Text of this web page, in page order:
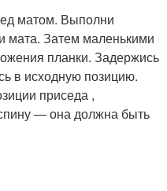
матом. Выполни
мата. Затем маленькими
планки. Задержись
в исходную позицию.
приседа ,
— она должна быть